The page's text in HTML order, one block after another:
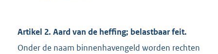
Artikel 2. Aard van de heffing; belastbaar feit.
Onder de naam binnenhavengeld worden rechten